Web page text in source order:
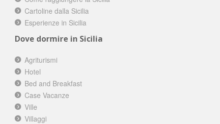
Cartoline dalla Sicilia
Esperienze in Sicilia
Dove dormire in Sicilia
Agriturismi
Hotel
Bed and Breakfast
Case Vacanze
Ville
Villaggi